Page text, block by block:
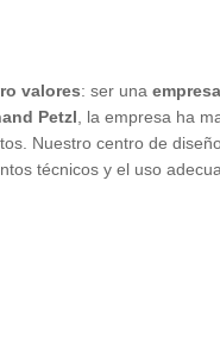
valores: ser una
Petzl , la empresa ha
Nuestro centro de
técnicos y el uso